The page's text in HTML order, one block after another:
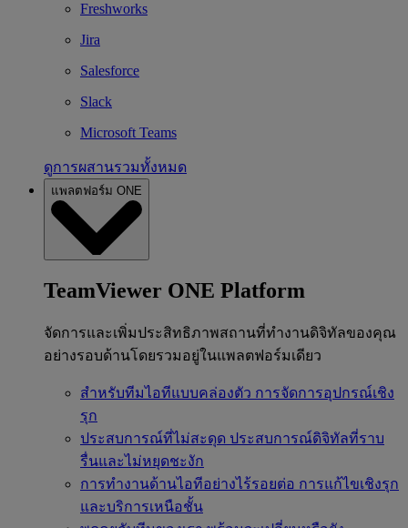
Freshworks
Jira
Salesforce
Slack
Microsoft Teams
ดูการผสานรวมทั้งหมด
แพลตฟอร์ม ONE
TeamViewer ONE Platform
จัดการและเพิ่มประสิทธิภาพสถานที่ทำงานดิจิทัลของคุณ
อย่างรอบด้านโดยรวมอยู่ในแพลตฟอร์มเดียว
สำหรับทีมไอทีแบบคล่องตัว การจัดการอุปกรณ์เชิง
รุก
ประสบการณ์ที่ไม่สะดุด ประสบการณ์ดิจิทัลที่ราบ
รื่นและไม่หยุดชะงัก
การทำงานด้านไอทีอย่างไร้รอยต่อ การแก้ไขเชิงรุก
และบริการเหนือชั้น